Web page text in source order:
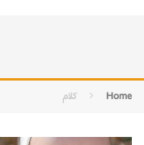
Home كلام